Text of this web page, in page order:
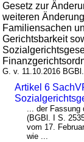
Gesetz zur
weiteren
Familiensachen
Gerichtsbarkeit
G. v. 11.10.2016
Artikel 6
... der Fassung
(BGBl. I S.
vom 17.
wie ...